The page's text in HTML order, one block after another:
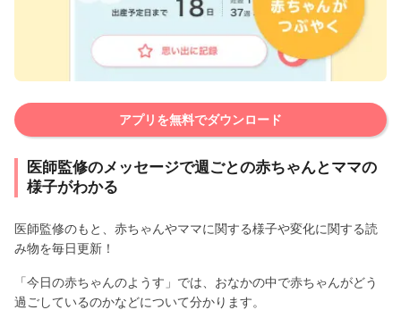
アプリを無料でダウンロード
医師監修のメッセージで週ごとの赤ちゃんとママの
様子がわかる
医師監修のもと、赤ちゃんやママに関する様子や変化に関する読
み物を毎日更新！
「今日の赤ちゃんのようす」では、おなかの中で赤ちゃんがどう
過ごしているのかなどについて分かります。